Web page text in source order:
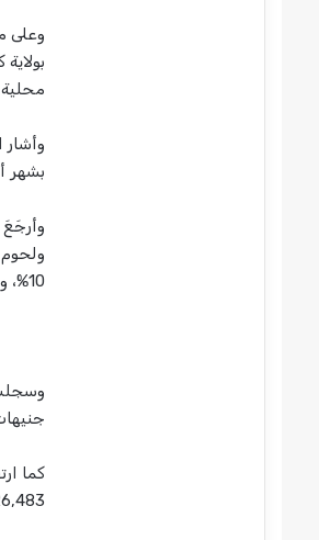
وعلى
محلية
بشهر أبريل، من
وأرجَعَ
10%، والسكر بنسبة 3%.
126,483 جنيهًا، مدفوعة بزيادة أسعار إعادة